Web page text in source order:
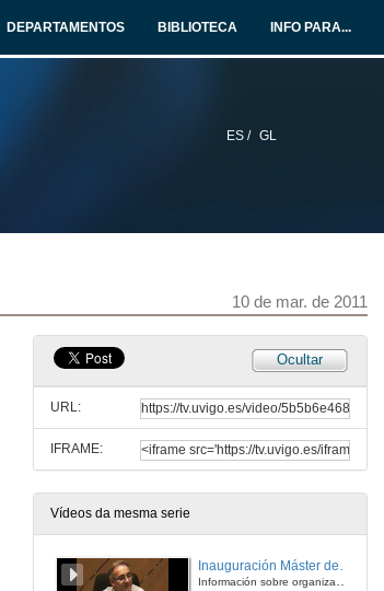
DEPARTAMENTOS BIBLIOTECA INFO PARA...
ES / GL
10 de mar. de 2011
Ocultar
URL:
IFRAME:
Vídeos da mesma serie
Inauguración Máster de nutrición curso 10/11
Información sobre organización do máster, temarios, salidas, programas,